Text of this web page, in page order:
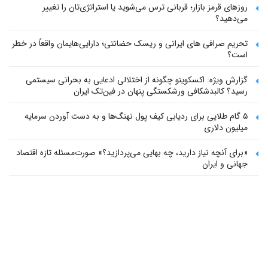
روزهای قرمز بازار؛ قربانی ترس می‌شوید یا استراتژی‌تان را تغییر
می‌دهید؟
تحریم صرافی های ایرانی و ریسک حضانتی؛ دارایی‌هایمان واقعاً در خطر
است؟
گزارش ویژه: اکسکوینو چگونه از اختلالی ادعایی به بحرانی سیستمی
رسید؟ کالبدشکافی ورشکستگی پنهان در فین‌تک ایران
۵ گام طلایی برای ردیابی کیف پول‌ نهنگ‌ها و به دست آوردن سرمایه
میلیون دلاری
«برای آنچه نیاز دارید، چه بهایی می‌پردازید؟» صورت‌مسئله تازه اقتصاد
جهانی و ایران